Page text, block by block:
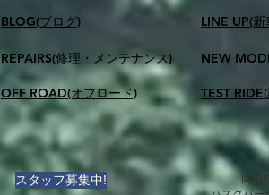
BLOG(ブログ)
REPAIRS(修理・メンテナンス)
OFF ROAD(オフロード)
LINE UP(
NEW
TEST
スタッフ募集中!
岡山